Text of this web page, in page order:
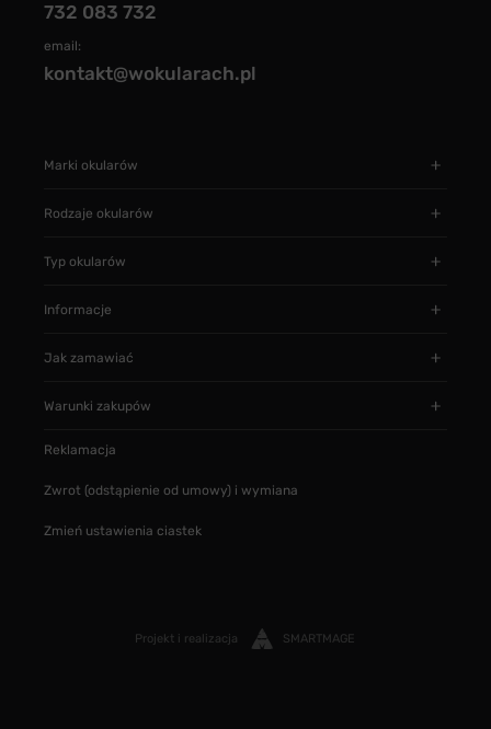
732 083 732
email:
kontakt@wokularach.pl
Marki okularów
Rodzaje okularów
Typ okularów
Informacje
Jak zamawiać
Warunki zakupów
Reklamacja
Zwrot (odstąpienie od umowy) i wymiana
Zmień ustawienia ciastek
Projekt i realizacja SMARTMAGE